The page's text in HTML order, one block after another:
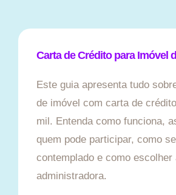
Carta de Crédito para Imóvel
Este guia apresenta tudo
de imóvel com carta de
mil. Entenda como funciona,
quem pode participar, como
contemplado e como escolher
administradora.